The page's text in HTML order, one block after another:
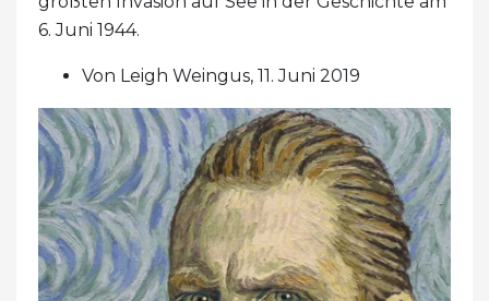
6. Juni 1944.
Von Leigh Weingus, 11. Juni 2019